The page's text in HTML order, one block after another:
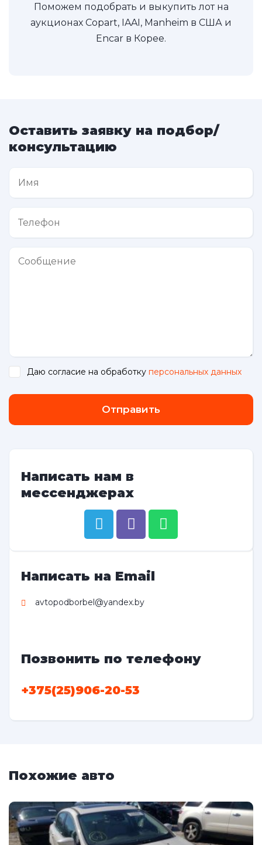
Поможем подобрать и выкупить лот на
аукционах Copart, IAAI, Manheim в США и
Encar в Корее.
Оставить заявку на подбор/
консультацию
Даю согласие на обработку персональных данных
Отправить
Написать нам в
мессенджерах
Написать на Email
avtopodborbel@yandex.by
Позвонить по телефону
+375(25)906-20-53
Похожие авто